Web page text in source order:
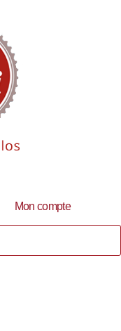
Mon compte